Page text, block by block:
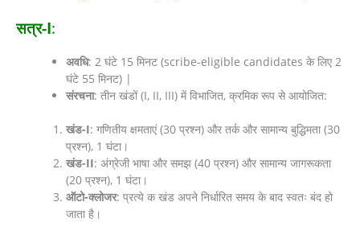
सत्र-I:
अवधि: 2 घंटे 15 मिनट (scribe-eligible candidates के लिए 2
घंटे 55 मिनट) |
संरचना: तीन खंडों (I, II, III) में विभाजित, क्रमिक रूप से आयोजित:
खंड-I: गणितीय क्षमताएं (30 प्रश्न) और तर्क और सामान्य बुद्धिमता (30
प्रश्न), 1 घंटा।
खंड-II: अंग्रेजी भाषा और समझ (40 प्रश्न) और सामान्य जागरूकता
(20 प्रश्न), 1 घंटा।
ऑटो-क्लोजर: प्रत्ये क खंड अपने निर्धारित समय के बाद स्वतः बंद हो
जाता है।